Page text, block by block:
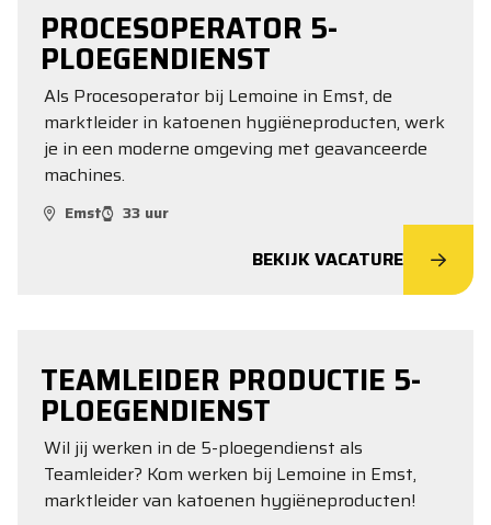
PROCESOPERATOR 5-
PLOEGENDIENST
Als Procesoperator bij Lemoine in Emst, de
marktleider in katoenen hygiëneproducten, werk
je in een moderne omgeving met geavanceerde
machines.
Emst 33 uur
BEKIJK VACATURE
TEAMLEIDER PRODUCTIE 5-
PLOEGENDIENST
Wil jij werken in de 5-ploegendienst als
Teamleider? Kom werken bij Lemoine in Emst,
marktleider van katoenen hygiëneproducten!